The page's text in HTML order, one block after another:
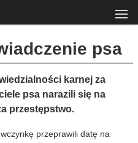
psa
karnej za
psa narazili się na
przestępstwo.
przeprawili datę na